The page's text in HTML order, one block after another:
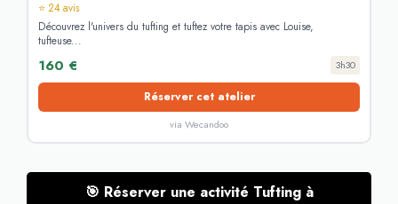
⭐ 24 avis
Découvrez l'univers du tufting et tuftez votre tapis avec Louise,
tufteuse...
160 € 3h30
Réserver cet atelier
via Wecandoo
🎯 Réserver une activité Tufting à